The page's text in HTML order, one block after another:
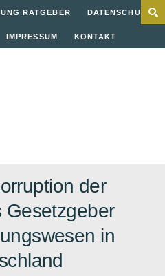
RATGEBER DATENSCHUTZ
IMPRESSUM KONTAKT
der
Gesetzgeber
in